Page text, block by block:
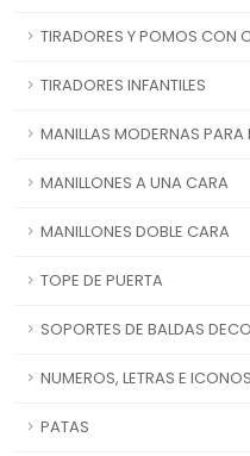
TIRADORES Y POMOS CON
TIRADORES INFANTILES
MANILLAS MODERNAS PARA
MANILLONES A UNA CARA
MANILLONES DOBLE CARA
TOPE DE PUERTA
SOPORTES DE BALDAS
NUMEROS, LETRAS E ICONOS
PATAS